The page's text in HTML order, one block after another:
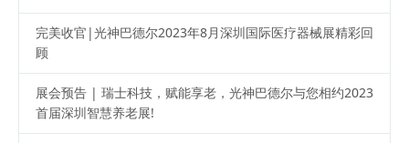
完美收官|光神巴德尔2023年8月深圳国际医疗器械展精彩回
顾
展会预告 | 瑞士科技，赋能享老，光神巴德尔与您相约2023
首届深圳智慧养老展!